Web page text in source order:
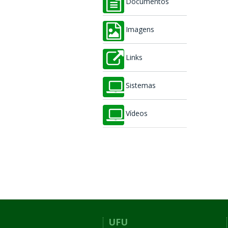
Documentos
Imagens
Links
Sistemas
Vídeos
UFU